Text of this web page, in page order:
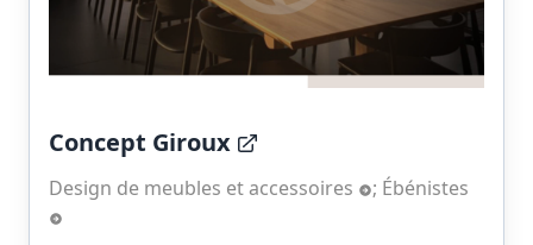
Concept Giroux
Design de meubles et accessoires ; Ébénistes